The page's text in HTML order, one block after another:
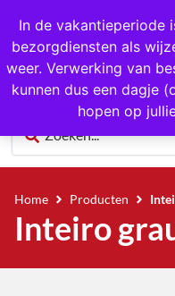
In de vakantieperiode
bezorgdiensten als
weer. Verwerking van
kunnen dus een dagje
hopen op
1000+
Home Producten
Inteiro